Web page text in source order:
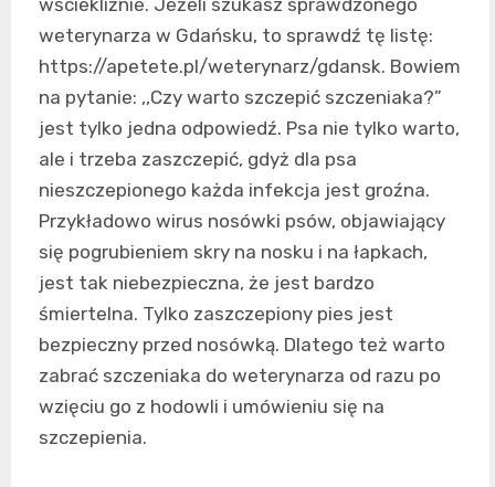
wściekliźnie. Jeżeli szukasz sprawdzonego
weterynarza w Gdańsku, to sprawdź tę listę:
https://apetete.pl/weterynarz/gdansk. Bowiem
na pytanie: ,,Czy warto szczepić szczeniaka?”
jest tylko jedna odpowiedź. Psa nie tylko warto,
ale i trzeba zaszczepić, gdyż dla psa
nieszczepionego każda infekcja jest groźna.
Przykładowo wirus nosówki psów, objawiający
się pogrubieniem skry na nosku i na łapkach,
jest tak niebezpieczna, że jest bardzo
śmiertelna. Tylko zaszczepiony pies jest
bezpieczny przed nosówką. Dlatego też warto
zabrać szczeniaka do weterynarza od razu po
wzięciu go z hodowli i umówieniu się na
szczepienia.